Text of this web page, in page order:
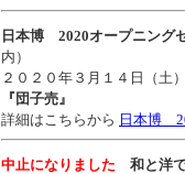
日本博 2020オープニング
内）
２０２０年３月１４日（土
『団子売』
詳細はこちらから 日本博
中止になりました 和と洋